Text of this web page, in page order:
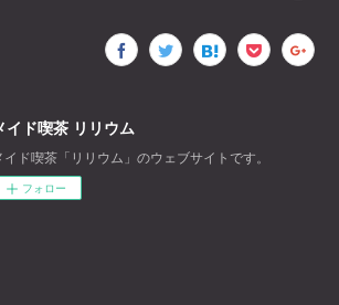
イド喫茶 リリウム
イド喫茶「リリウム」のウェブサイトです。
フォロー